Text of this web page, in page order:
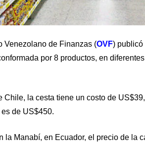
Venezolano de Finanzas (OVF) publicó
por 8 productos, en
Chile, la cesta tiene un costo de
de US$450.
la Manabí, en Ecuador, el precio de la